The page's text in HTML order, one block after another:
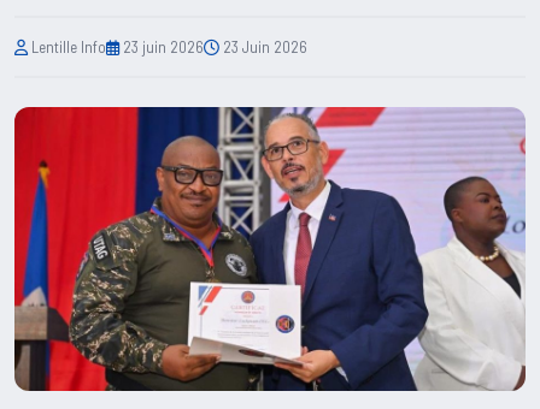
Lentille Info 23 juin 2026 23 Juin 2026